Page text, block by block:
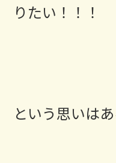
りたい！！！
という思いは